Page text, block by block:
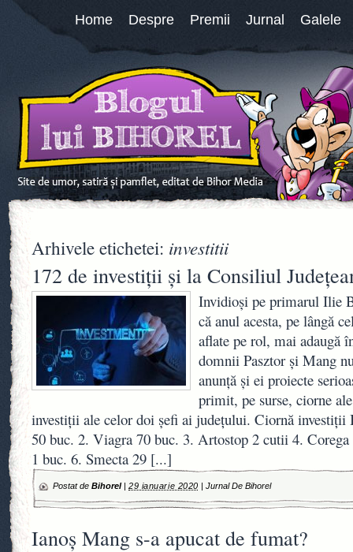
Home Despre Premii Jurnal Galele
Arhivele etichetei: investitii
172 de investiții şi la Consiliul
Invidioşi pe primarul Ilie
că anul acesta, pe lângă
aflate pe rol, mai adaugă
domnii Pasztor și Mang
anunţă şi ei proiecte
primit, pe surse, ciorne
investiţii ale celor doi şefi ai judeţului. Ciornă investiţii
50 buc. 2. Viagra 70 buc. 3. Artostop 2 cutii 4.
1 buc. 6. Smecta 29 [...]
Postat de Bihorel| 29 ianuarie 2020 | Jurnal De Bihorel
Ianoș Mang s-a apucat de fumat?